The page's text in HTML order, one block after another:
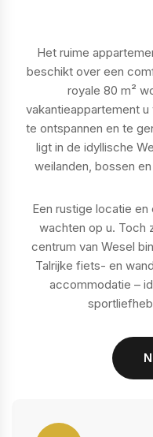
Het ruime
beschikt over een
royale 80 m²
vakantieappartement
te ontspannen en te
ligt in de idyllische
weilanden, bossen
Een rustige locatie
wachten op u. Toch
centrum van Wesel
Talrijke fiets- en
accommodatie –